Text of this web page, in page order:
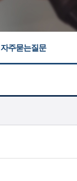
자주묻는질문